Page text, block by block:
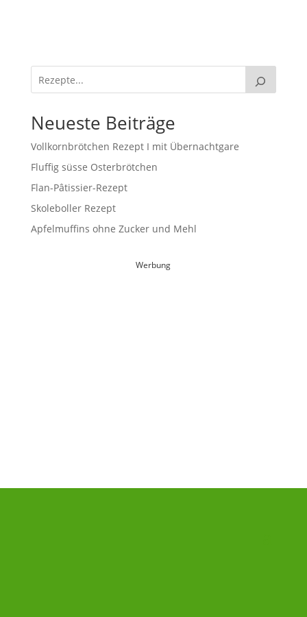
Neueste Beiträge
Vollkornbrötchen Rezept I mit Übernachtgare
Fluffig süsse Osterbrötchen
Flan-Pâtissier-Rezept
Skoleboller Rezept
Apfelmuffins ohne Zucker und Mehl
Werbung